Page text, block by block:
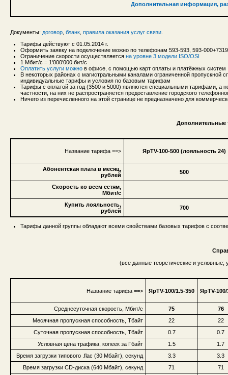
Дополнительная информация,
Документы: договор бланк правила оказания услуг связи
Тарифы действуют с 01.05.2014 г.
Оформить заявку на подключение можно по телефонам 593-593, 593-
Ограничение скорости осуществляется на уровне 3 модели ISO/OSI
1 Мбит/с = 1'000'000 бит/с
Оплатить услуги можно в офисе, с помощью карт оплаты и платёжных систем
В некоторых районах с магистральными каналами ограниченной пропускной
индивидуальные тарифы и условия по базовым тарифам
Тарифы с оплатой за год (3500 и 5000) являются специальными тарифами,
частности, на них не распространяется предоставление городского
Ничего из перечисленного на этой странице не предназначено для
Дополнительные
Название тарифа ==> ЯрTV-100-500 (лояльность 24)
Абонентская плата в месяц,
рублей
500
Скорость ко всем сетям,
Мбит/с
Купить лояльность,
рублей
700
Тарифы данной группы обладают всеми свойствами базовых тарифов с
(все данные теоретические и условные;
Название тарифа ==> ЯрTV-100/1.5-350 ЯрTV-100/
Среднесуточная скорость, Мбит/с 75
76
Месячная пропускная способность, Тбайт
22
22
Суточная пропускная способность, Тбайт
0.7
0.7
Условная цена трафика, копеек за Гбайт
1.5
1.7
Время загрузки типового .flac (30 Мбайт), секунд
3.3
3.3
Время загрузки CD-диска (640 Мбайт), секунд
71 71